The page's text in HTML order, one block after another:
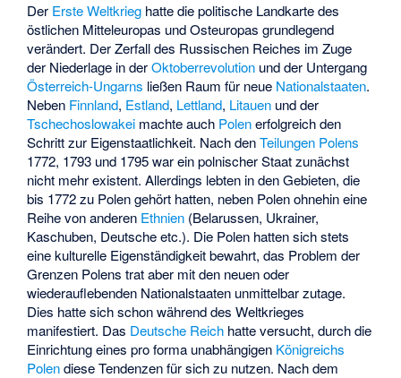
Der Erste Weltkrieg hatte die politische Landkarte des
östlichen Mitteleuropas und Osteuropas grundlegend
verändert. Der Zerfall des Russischen Reiches im Zuge
der Niederlage in derOktoberrevolution und der Untergang
Österreich-Ungarns ließen Raum für neue Nationalstaaten.
Neben Finnland, Estland, Lettland, Litauen und der
Tschechoslowakei machte auch Polenerfolgreich den
Schritt zur Eigenstaatlichkeit. Nach denTeilungen Polens
1772, 1793 und 1795 war ein polnischer Staat zunächst
nicht mehr existent. Allerdings lebten in den Gebieten, die
bis 1772 zu Polen gehört hatten, neben Polen ohnehin eine
Reihe von anderen Ethnien (Belarussen, Ukrainer,
Kaschuben, Deutsche etc.). Die Polen hatten sich stets
eine kulturelle Eigenständigkeit bewahrt, das Problem der
Grenzen Polens trat aber mit den neuen oder
wiederauflebenden Nationalstaaten unmittelbar zutage.
Dies hatte sich schon während des Weltkrieges
manifestiert. Das Deutsche Reich hatte versucht, durch die
Einrichtung eines pro forma unabhängigen Königreichs
Polendiese Tendenzen für sich zu nutzen. Nach dem